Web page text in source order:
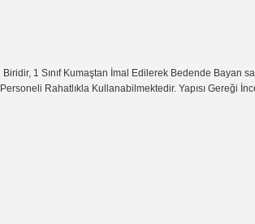
1 Sınıf Kumaştan İmal Edilerek Bedende Bayan
Rahatlıkla Kullanabilmektedir. Yapısı Gereği